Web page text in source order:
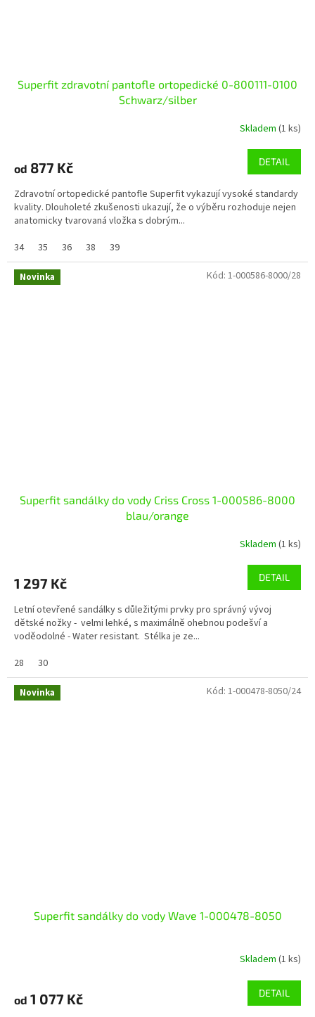
Superfit zdravotní pantofle ortopedické 0-800111-0100
Schwarz/silber
Skladem (1 ks)
od 877 Kč DETAIL
Zdravotní ortopedické pantofle Superfit vykazují vysoké standardy
kvality. Dlouholeté zkušenosti ukazují, že o výběru rozhoduje nejen
anatomicky tvarovaná vložka s dobrým...
34
35 36 38 39
Novinka
Superfit sandálky do vody Criss Cross 1-000586-8000
blau/orange
Skladem (1 ks)
1 297 Kč DETAIL
Letní otevřené sandálky s důležitými prvky pro správný vývoj
dětské nožky - velmi lehké, s maximálně ohebnou podešví a
voděodolné - Water resistant. Stélka je ze...
28
30
Kód: 1-000586-8000/28
Novinka
Superfit sandálky do vody Wave 1-000478-8050
Skladem (1 ks)
od 1 077 Kč DETAIL
Kód: 1-000478-8050/24